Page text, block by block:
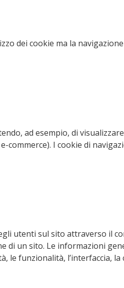
dei cookie ma la
ad esempio, di
I cookie di
utenti sul sito attraverso il
di un sito. Le informazioni
le funzionalità, l’interfaccia, la